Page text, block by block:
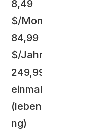
8,49
$/Monat,
84,99
$/Jahr,
249,99 $
einmalig
(lebensla
ng)